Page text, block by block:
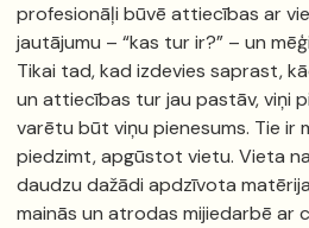
profesionāļi būvē attiecības ar
jautājumu – “kas tur ir?” – un
Tikai tad, kad izdevies saprast,
un attiecības tur jau pastāv, viņi
varētu būt viņu pienesums. Tie ir
piedzimt, apgūstot vietu. Vieta
daudzu dažādi apdzīvota
mainās un atrodas mijiedarbē ar